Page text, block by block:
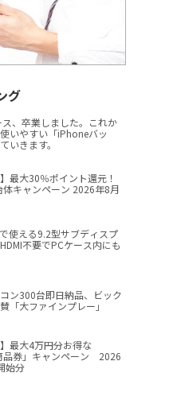
グ
、卒業しました。これか
いやすい「iPhoneバッ
いきます。
】最大30％ポイント還元！
体キャンペーン 2026年8月
使える9.2型サブディスプ
不要でPCケース内にも
ン300台即日納品、ビック
「大ファインプレー」
】最大4万円分お得な
品券」キャンペーン 2026
始分